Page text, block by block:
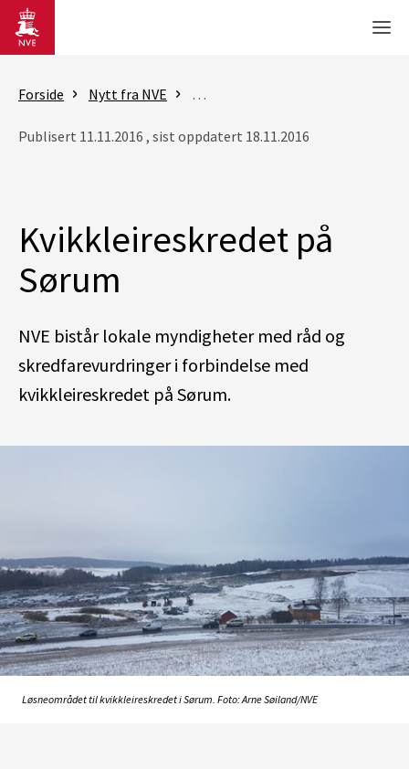
Gå til hovedinnhold
Forside Nytt fra NVE Nyheter - skred og vassdrag
Publisert 11.11.2016 , sist oppdatert 18.11.2016
Kvikkleireskredet på
Sørum
NVE bistår lokale myndigheter med råd og
skredfarevurdringer i forbindelse med
kvikkleireskredet på Sørum.
Løsneområdet til kvikkleireskredet i Sørum. Foto: Arne Søiland/NVE